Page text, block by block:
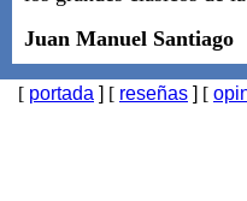
Juan Manuel Santiago
[ portada ] [ reseñas ] [